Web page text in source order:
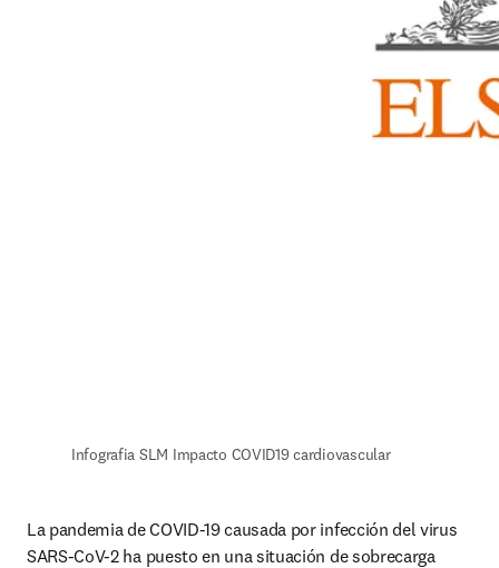
Infografia SLM Impacto COVID19 cardiovascular
La pandemia de COVID-19 causada por infección del virus
SARS-CoV-2 ha puesto en una situación de sobrecarga